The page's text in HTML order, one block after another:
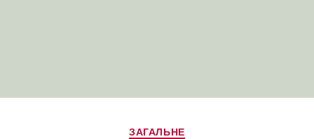
Категорії
ЗАГАЛЬНЕ